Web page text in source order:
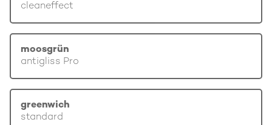
cleaneffect
moosgrün
antigliss Pro
greenwich
standard